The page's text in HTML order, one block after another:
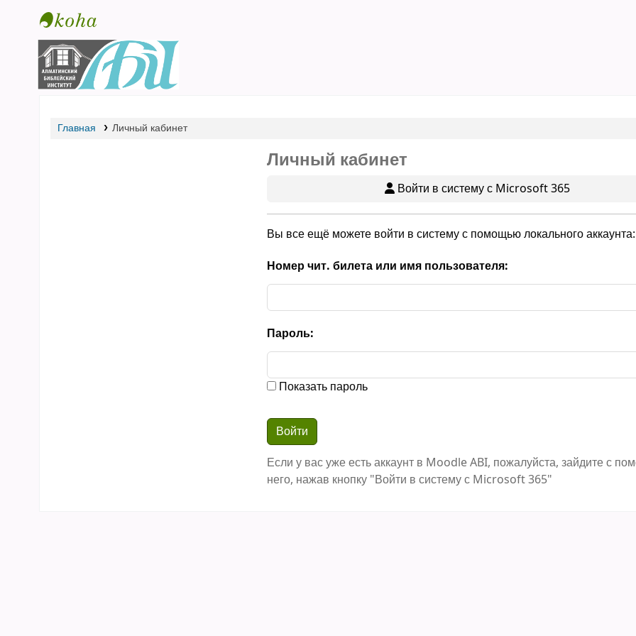
Библиотека АБИ
Главная Личный кабинет
Личный кабинет
Войти в систему с Microsoft 365
Вы все ещё можете войти в систему с помощью локального аккаунта:
Номер чит. билета или имя пользователя:
Пароль:
Показать пароль
Если у вас уже есть аккаунт в Moodle ABI, пожалуйста, зайдите с
него, нажав кнопку "Войти в систему с Microsoft 365"